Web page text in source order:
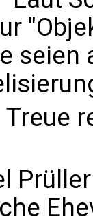
seien
Treue